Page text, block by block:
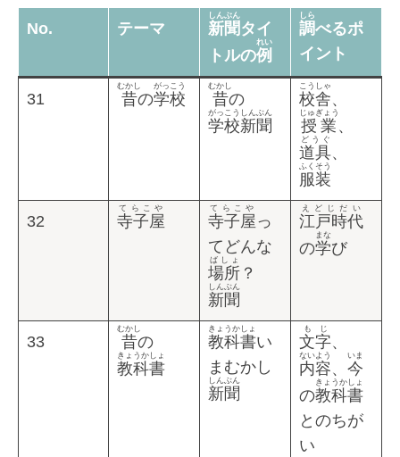
No. テーマ 新聞
しんぶん
タイ
トルの例
れい
調
しら
べるポ
イント
31 昔
むかし
の学校
がっこう
昔
むかし
の
学校新聞
がっこうしんぶん
校舎
こうしゃ
、
授業
じゅぎょう
、
道具
どうぐ
、
服装
ふくそう
32 寺子屋
てらこや
寺子屋
てらこや
っ
てどんな
場所
ばしょ
？
新聞
しんぶん
江戸時代
えどじだい
の学
まな
び
33 昔
むかし
の
教科書
きょうかしょ
教科書
きょうかしょ
い
まむかし
新聞
しんぶん
文字
もじ
、
内容
ないよう
、 今
いま
の教科書
きょうかしょ
とのちが
い